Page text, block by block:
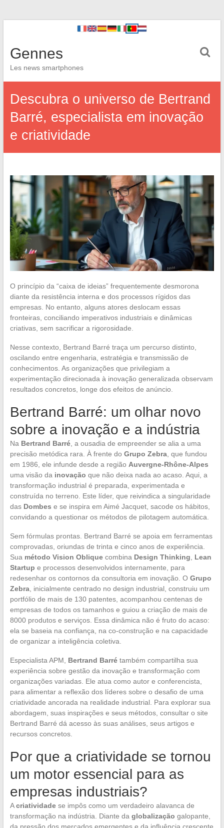
Gennes
Les news smartphones
Descubra o universo de Bertrand
Barré, especialista em inovação
e criatividade
O princípio da “caixa de ideias” frequentemente desmorona
diante da resistência interna e dos processos rígidos das
empresas. No entanto, alguns atores deslocam essas
fronteiras, conciliando imperativos industriais e dinâmicas
criativas, sem sacrificar a rigorosidade.
Nesse contexto, Bertrand Barré traça um percurso distinto,
oscilando entre engenharia, estratégia e transmissão de
conhecimentos. As organizações que privilegiam a
experimentação direcionada à inovação generalizada observam
resultados concretos, longe dos efeitos de anúncio.
Bertrand Barré: um olhar novo
sobre a inovação e a indústria
Na Bertrand Barré, a ousadia de empreender se alia a uma
precisão metódica rara. À frente do Grupo Zebra, que fundou
em 1986, ele infunde desde a região Auvergne-Rhône-Alpes
uma visão da inovação que não deixa nada ao acaso. Aqui, a
transformação industrial é preparada, experimentada e
construída no terreno. Este líder, que reivindica a singularidade
das Dombes e se inspira em Aimé Jacquet, sacode os hábitos,
convidando a questionar os métodos de pilotagem automática.
Sem fórmulas prontas. Bertrand Barré se apoia em ferramentas
comprovadas, oriundas de trinta e cinco anos de experiência.
Sua método Vision Obliquecombina Design Thinking
Lean
Startup e processos desenvolvidos internamente, para
redesenhar os contornos da consultoria em inovação. O Grupo
Zebra, inicialmente centrado no design industrial, construiu um
portfólio de mais de 130 patentes, acompanhou centenas de
empresas de todos os tamanhos e guiou a criação de mais de
8000 produtos e serviços. Essa dinâmica não é fruto do acaso:
ela se baseia na confiança, na co-construção e na capacidade
de organizar a inteligência coletiva.
Especialista APM, Bertrand Barrétambém compartilha sua
experiência sobre gestão da inovação e transformação com
organizações variadas. Ele atua como autor e conferencista,
para alimentar a reflexão dos líderes sobre o desafio de uma
criatividade ancorada na realidade industrial. Para explorar sua
abordagem, suas inspirações e seus métodos, consultar o site
Bertrand Barré dá acesso às suas análises, seus artigos e
recursos concretos.
Por que a criatividade se tornou
um motor essencial para as
empresas industriais?
Acriatividadese impôs como um verdadeiro alavanca de
transformação na indústria. Diante da globalização galopante,